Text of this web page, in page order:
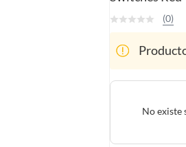
(0)
No existe